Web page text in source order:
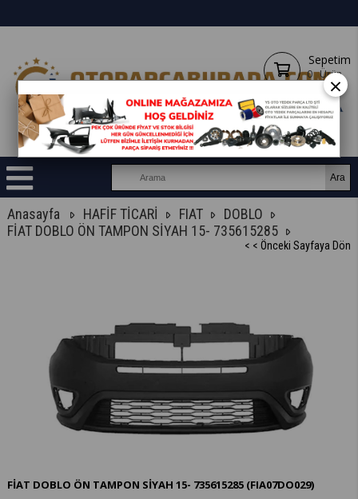
Sepetim
0 Ürün
Anasayfa HAFİF TİCARİ FIAT
DOBLO
FİAT DOBLO ÖN TAMPON SİYAH 15- 735615285
< < Önceki Sayfaya Dön
FİAT DOBLO ÖN TAMPON SİYAH 15- 735615285 (FIA07DO029)
×